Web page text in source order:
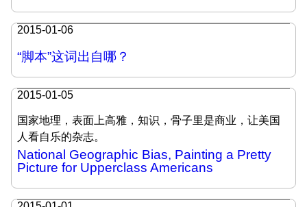
2015-01-06
“脚本”这词出自哪？
2015-01-05
国家地理，表面上高雅，知识，骨子里是商业，让美国
人看自乐的杂志。
National Geographic Bias, Painting a Pretty
Picture for Upperclass Americans